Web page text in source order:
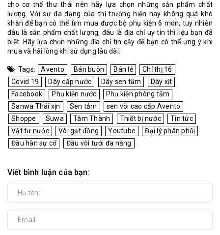
cho cơ thể thư thái nên hãy lựa chọn những sản phẩm chất
lượng. Với sự đa dạng của thị trường hiện nay không quá khó
khăn để bạn có thể tìm mua được bộ phụ kiện 6 món, tuy nhiên
đâu là sản phẩm chất lượng, đâu là địa chỉ uy tín thì liệu bạn đã
biết. Hãy lựa chọn những địa chỉ tin cậy để bạn có thể ưng ý khi
mua và hài lòng khi sử dụng lâu dài.
Tags: Avento Bán buôn Bán lẻ
Chỉ thị 16
Covid 19
Dây cấp nước Dây sen tắm
Dây xịt
Facebook
Phụ kiện nước
Phụ kiện phòng tắm
Sanwa Thái xịn
Sen tắm
sen vòi cao cấp Avento
Shoppe
Suwa Tâm Thành Thiết bị nước
Tin tức
Vật tư nước
Vòi gạt đồng Youtube
Đại lý phân phối
Đầu hàn sự cố
Đầu vòi tưới đa năng
Viết bình luận của bạn: